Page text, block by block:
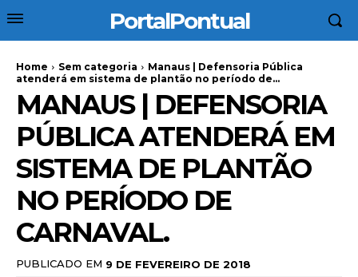
PortalPontual
Home Sem categoria
Manaus | Defensoria Pública
atenderá em sistema de plantão no período de...
MANAUS | DEFENSORIA
PÚBLICA ATENDERÁ EM
SISTEMA DE PLANTÃO
NO PERÍODO DE
CARNAVAL.
PUBLICADO EM 9 DE FEVEREIRO DE 2018